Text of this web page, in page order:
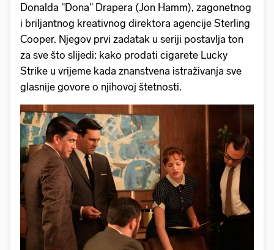
Donalda "Dona" Drapera (Jon Hamm), zagonetnog
i briljantnog kreativnog direktora agencije Sterling
Cooper. Njegov prvi zadatak u seriji postavlja ton
za sve što slijedi: kako prodati cigarete Lucky
Strike u vrijeme kada znanstvena istraživanja sve
glasnije govore o njihovoj štetnosti.